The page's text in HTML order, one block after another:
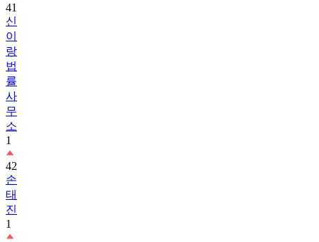
41
신
이
랑
법
률
사
무
소
1
42
손
태
진
1